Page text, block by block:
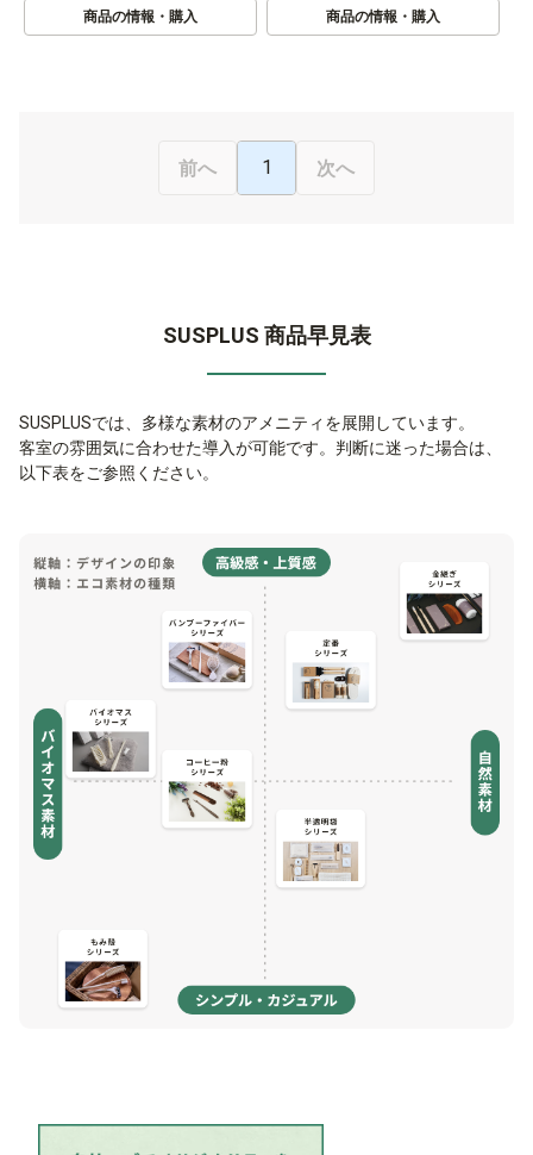
商品の情報・購入 商品の情報・購入
前へ 1 次へ
SUSPLUS 商品早見表
SUSPLUSでは、多様な素材のアメニティを展開しています。
客室の雰囲気に合わせた導入が可能です。判断に迷った場合は、
以下表をご参照ください。